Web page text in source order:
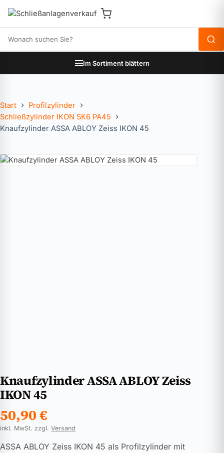
Im Sortiment blättern
Start
Profilzylinder
Schließzylinder IKON SK6 PA45
Knaufzylinder ASSA ABLOY Zeiss IKON 45
Knaufzylinder ASSA ABLOY Zeiss
IKON 45
50,90€
inkl. MwSt. zzgl. Versand
ASSA ABLOY Zeiss IKON 45 als Profilzylinder mit